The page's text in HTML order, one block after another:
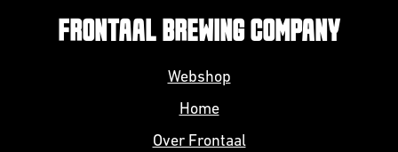
FRONTAAL BREWING COMPANY
Webshop
Home
Over Frontaal